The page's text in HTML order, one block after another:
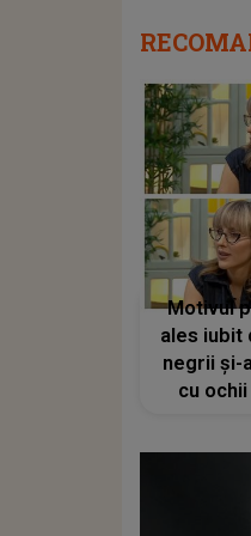
Motivul
ales iubit
negrii și-
cu